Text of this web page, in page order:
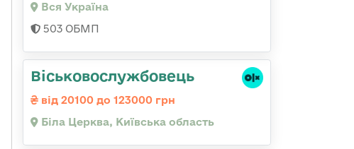
Вся Україна
503 ОБМП
Віськовослужбовець
від 20100 до 123000 грн
Біла Церква, Київська область